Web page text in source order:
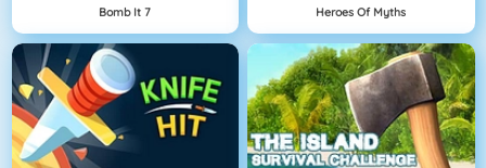
Bomb It 7 Heroes Of Myths